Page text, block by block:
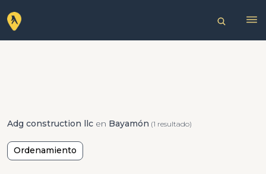
Adg construction llc en Bayamón (1 resultado)
Ordenamiento